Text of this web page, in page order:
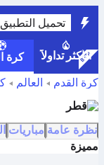
تحميل التطبيق
الأكثر تداولاً كرة
كرة القدم
العالم
قطر
نظرة عامة مباريات
مميزة